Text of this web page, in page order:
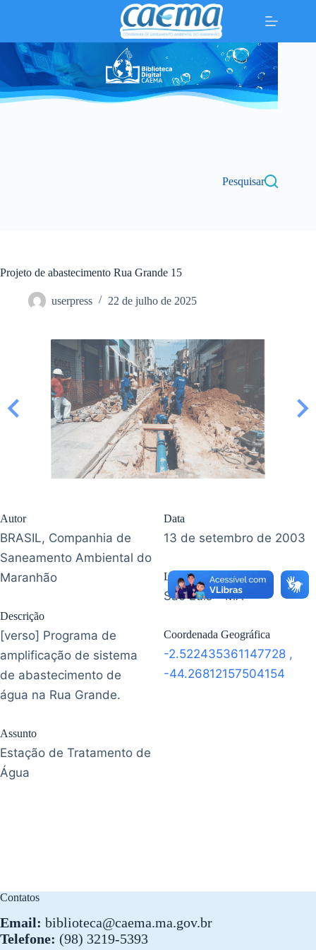
conteúdo
Pesquisar
Projeto de abastecimento Rua Grande 15
userpress 22 de julho de 2025
Autor
BRASIL, Companhia de
Saneamento Ambiental do
Maranhão
Descrição
[verso] Programa de
amplificação de sistema
de abastecimento de
água na Rua Grande.
Assunto
Estação de Tratamento de
Água
Data
13 de setembro de 2003
Localização
São Luís - MA
Coordenada Geográfica
-2.522435361147728 ,
-44.26812157504154
Contatos
Email: biblioteca@caema.ma.gov.br
Telefone: (98) 3219-5393